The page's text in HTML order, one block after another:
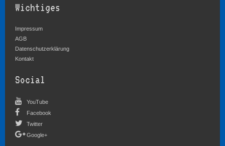
Wichtiges
Impressum
AGB
Datenschutzerklärung
Kontakt
Social
YouTube
Facebook
Twitter
Google+